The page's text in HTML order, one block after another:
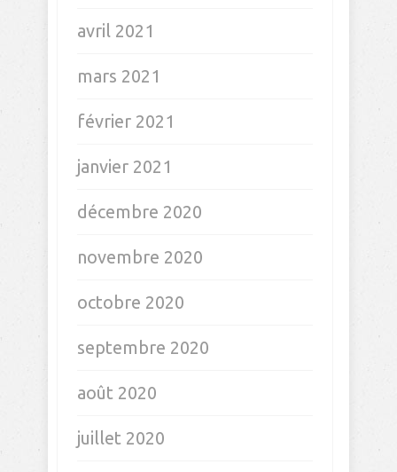
avril 2021
mars 2021
février 2021
janvier 2021
décembre 2020
novembre 2020
octobre 2020
septembre 2020
août 2020
juillet 2020